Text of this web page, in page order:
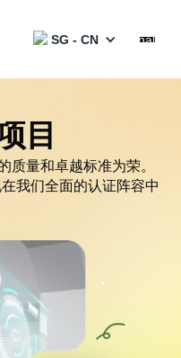
SG - CN
目
质量和卓越标准为荣。
我们全面的认证阵容中